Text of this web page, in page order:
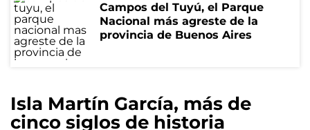
Campos del Tuyú, el Parque
Nacional más agreste de la
provincia de Buenos Aires
Isla Martín García, más de
cinco siglos de historia